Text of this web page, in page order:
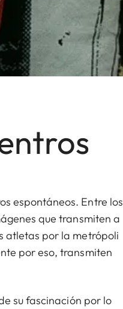
espontáneos. Entre los
que transmiten a
atletas por la metrópoli
por eso, transmiten
su fascinación por lo